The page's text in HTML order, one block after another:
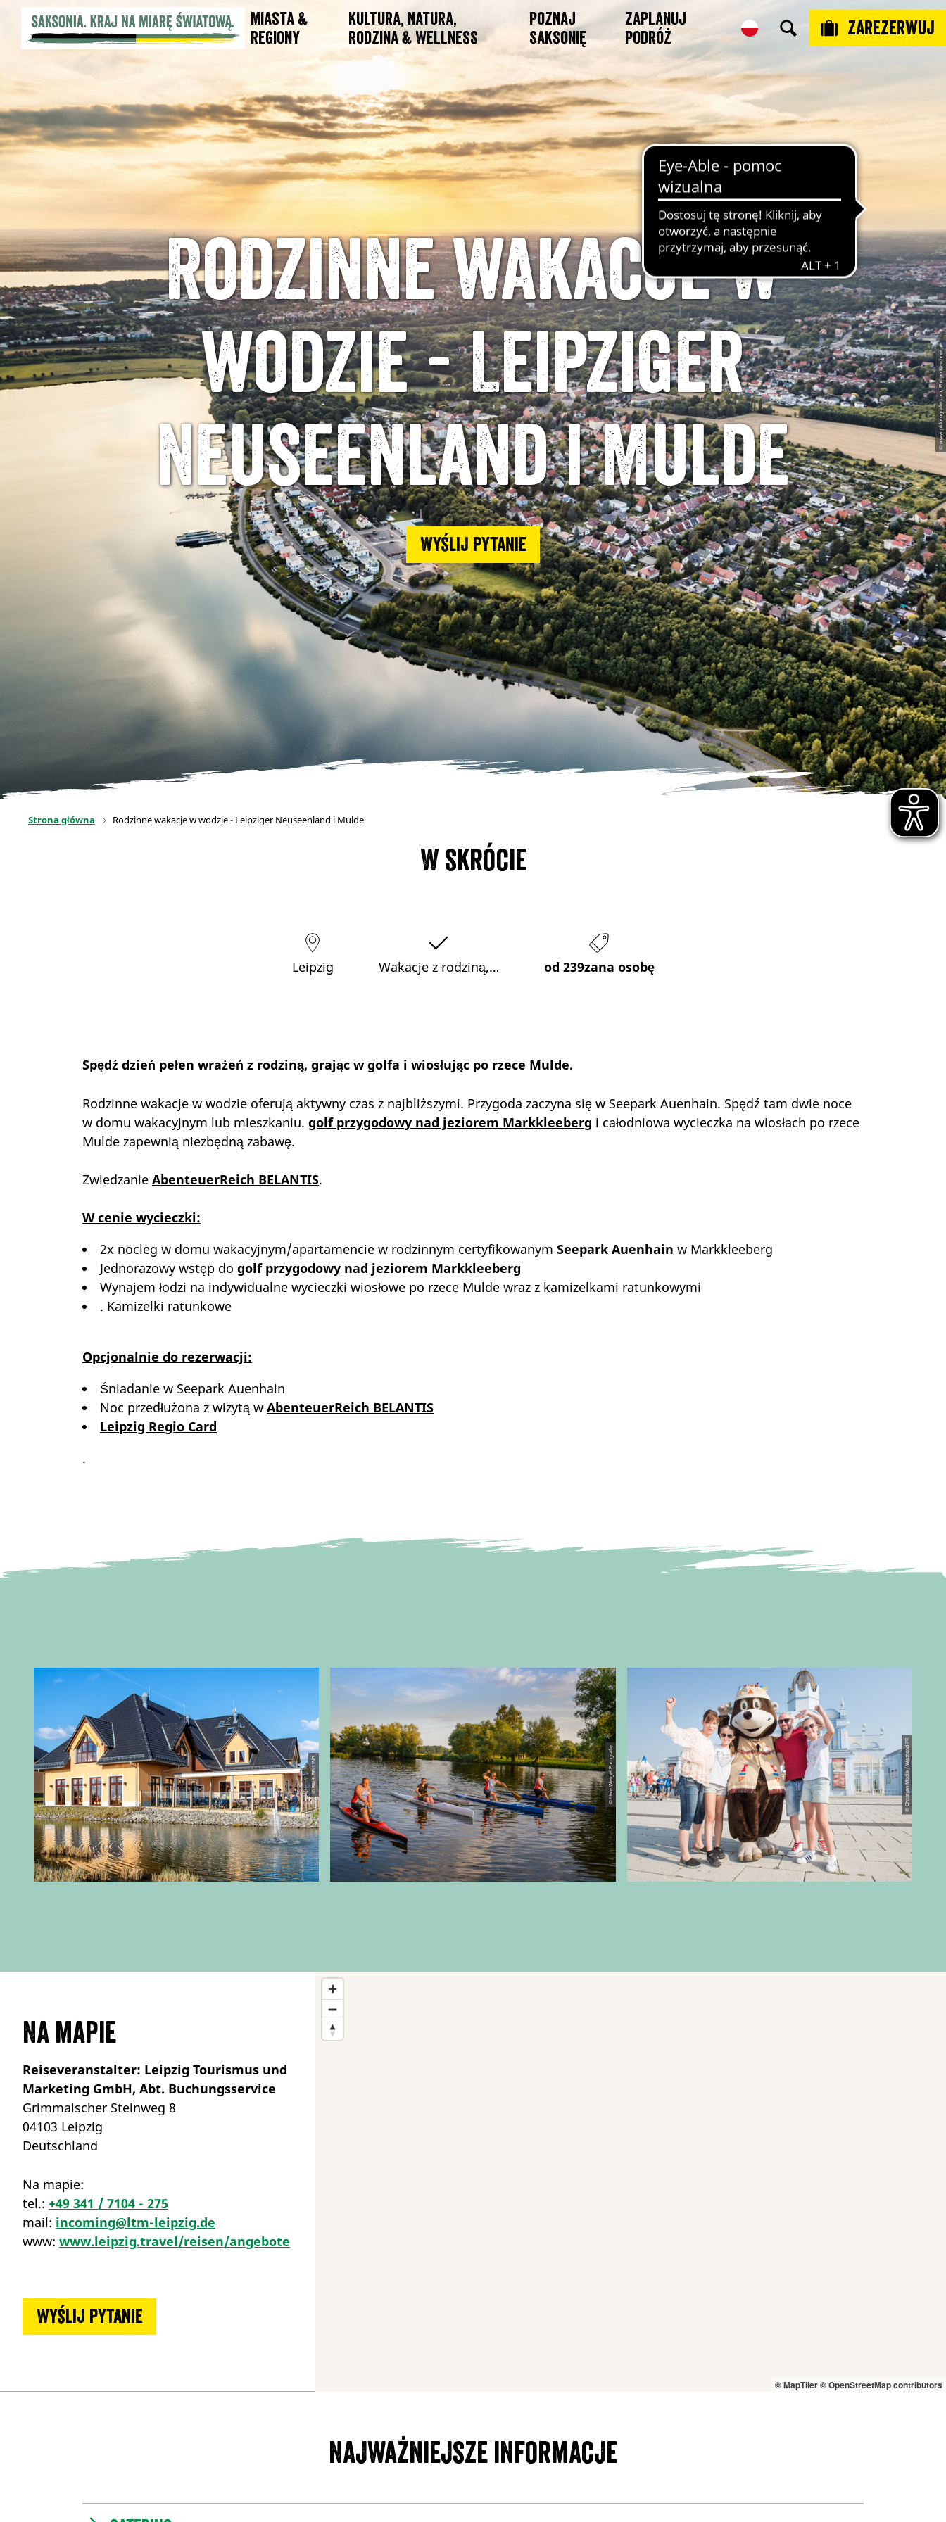
Miasta &
Regiony
Kultura, Natura,
Rodzina & Wellness
Poznaj
Saksonię
Zaplanuj
podróż
Zarezerwuj
© www.pkfotografie.com, Philipp Kirschner
Rodzinne wakacje w
wodzie - Leipziger
Neuseenland i Mulde
Wyślij pytanie
Strona główna Rodzinne wakacje w wodzie - Leipziger Neuseenland i Mulde
W skrócie
Leipzig Wakacje z rodziną,… od 239zana osobę
Spędź dzień pełen wrażeń z rodziną, grając w golfa i wiosłując po rzece Mulde.
Rodzinne wakacje w wodzie oferują aktywny czas z najbliższymi. Przygoda zaczyna się w Seepark Auenhain. Spędź tam dwie noce
w domu wakacyjnym lub mieszkaniu. golf przygodowy nad jeziorem Markkleeberg i całodniowa wycieczka na wiosłach po rzece
Mulde zapewnią niezbędną zabawę.
Zwiedzanie AbenteuerReich BELANTIS.
W cenie wycieczki:
2x nocleg w domu wakacyjnym/apartamencie w rodzinnym certyfikowanym Seepark Auenhain w Markkleeberg
Jednorazowy wstęp do golf przygodowy nad jeziorem Markkleeberg
Wynajem łodzi na indywidualne wycieczki wiosłowe po rzece Mulde wraz z kamizelkami ratunkowymi
. Kamizelki ratunkowe
Opcjonalnie do rezerwacji:
Śniadanie w Seepark Auenhain
Noc przedłużona z wizytą w AbenteuerReich BELANTIS
Leipzig Regio Card
.
© RALF TELLING © Uwe Weigel Fotografie © Christian Modla / Westend-PR
Na mapie
Reiseveranstalter: Leipzig Tourismus und
Marketing GmbH, Abt. Buchungsservice
Grimmaischer Steinweg 8
04103 Leipzig
Deutschland
Na mapie:
tel.: +49 341 / 7104 - 275
mail: incoming@ltm-leipzig.de
www: www.leipzig.travel/reisen/angebote
Wyślij pytanie
© MapTiler© OpenStreetMap contributors
Najważniejsze informacje